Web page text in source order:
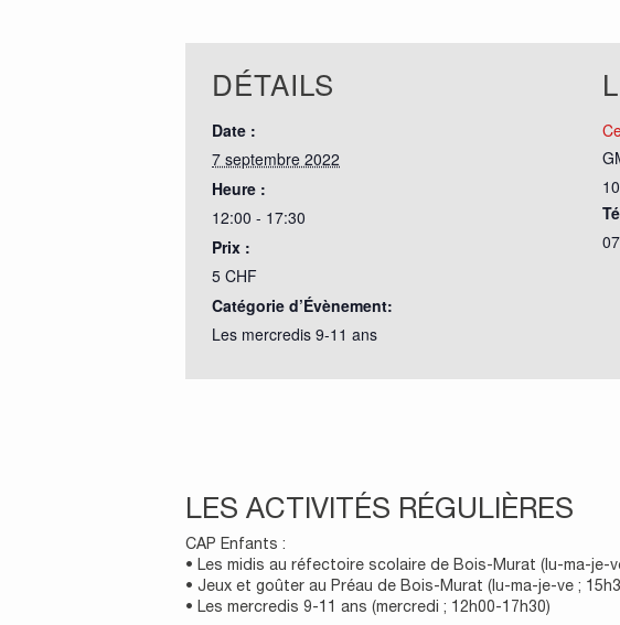
DÉTAILS
Date :
7 septembre 2022
Heure :
12:00 - 17:30
Prix :
5 CHF
Catégorie d’Évènement:
Les mercredis 9-11 ans
LES ACTIVITÉS RÉGULIÈRES
CAP Enfants :
• Les midis au réfectoire scolaire de Bois-Murat (lu-ma-je-
• Jeux et goûter au Préau de Bois-Murat (lu-ma-je-ve ;
• Les mercredis 9-11 ans (mercredi ; 12h00-17h30)